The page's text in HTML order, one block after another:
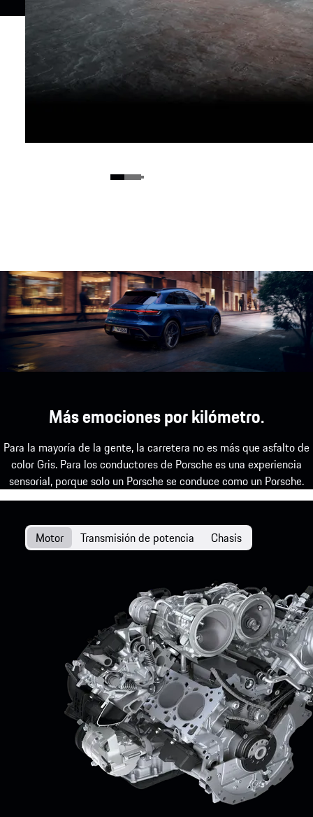
Exterior.
El color exterior Papaya Metalizado ya no está disponible.
Mostrar más
Más emociones por kilómetro.
Para la mayoría de la gente, la carretera no es más que asfalto de
color Gris. Para los conductores de Porsche es una experiencia
sensorial, porque solo un Porsche se conduce como un Porsche.
Motor Transmisión de potencia Chasis